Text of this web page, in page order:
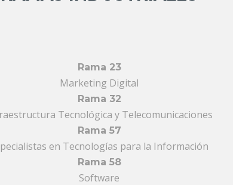
Rama 23
Marketing Digital
Rama 32
Tecnológica y Telecomunicaciones
Rama 57
en Tecnologías para la Información
Rama 58
Software